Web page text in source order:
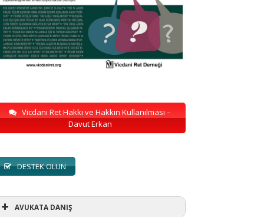
Vicdani Ret Hakkı ve Hakkın Kullanılması –
Davut Erkan
DESTEK OLUN
AVUKATA DANIŞ